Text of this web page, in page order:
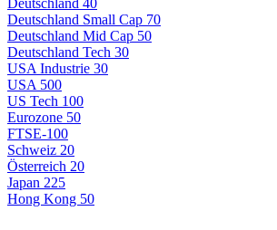
Deutschland 40
Deutschland Small Cap 70
Deutschland Mid Cap 50
Deutschland Tech 30
USA Industrie 30
USA 500
US Tech 100
Eurozone 50
FTSE-100
Schweiz 20
Österreich 20
Japan 225
Hong Kong 50